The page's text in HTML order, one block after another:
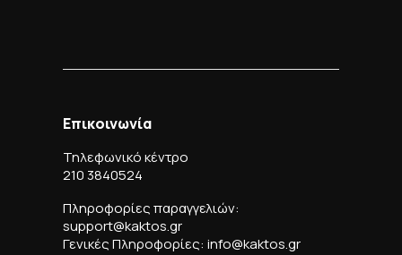
Επικοινωνία
Τηλεφωνικό κέντρο
210 3840524
Πληροφορίες παραγγελιών:
support@kaktos.gr
Γενικές Πληροφορίες: info@kaktos.gr